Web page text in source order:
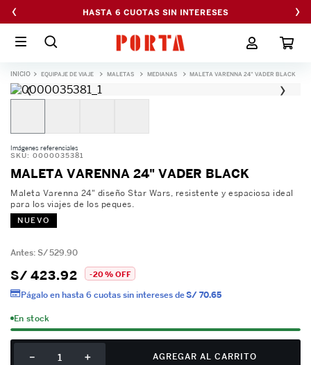
‹ HASTA 6 CUOTAS SIN INTERESES ›
EQUIPAJE DE VIAJE MALETAS MEDIANAS MALETA VARENNA 24" VADER BLACK
‹ ›
Imágenes referenciales
SKU: 0000035381
MALETA VARENNA 24" VADER BLACK
Maleta Varenna 24" diseño Star Wars, resistente y espaciosa ideal
para los viajes de los peques.
NUEVO
S/529.90
S/ 423.92 -20 % OFF
Págalo en hasta 6 cuotas sin intereses deS/ 70.65
En stock
＋
－ AGREGAR AL CARRITO